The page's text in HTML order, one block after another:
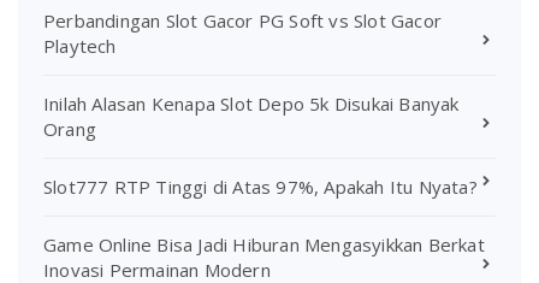
Perbandingan Slot Gacor PG Soft vs Slot Gacor
Playtech
Inilah Alasan Kenapa Slot Depo 5k Disukai Banyak
Orang
Slot777 RTP Tinggi di Atas 97%, Apakah Itu Nyata?
Game Online Bisa Jadi Hiburan Mengasyikkan Berkat
Inovasi Permainan Modern